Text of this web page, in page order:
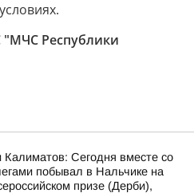
Республики
Сегодня вместе со
побывал в Нальчике на
призе (Дерби),